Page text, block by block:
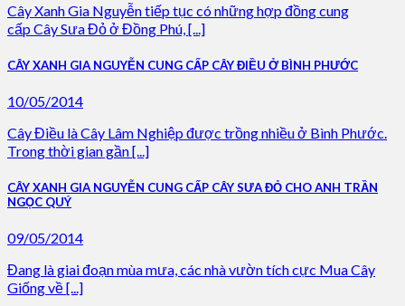
Cây Xanh Gia Nguyễn tiếp tục có những hợp đồng cung
cấp Cây Sưa Đỏ ở Đồng Phú, [...]
CÂY XANH GIA NGUYỄN CUNG CẤP CÂY ĐIỀU Ở BÌNH PHƯỚC
10/05/2014
Cây Điều là Cây Lâm Nghiệp được trồng nhiều ở Bình Phước.
Trong thời gian gần [...]
CÂY XANH GIA NGUYỄN CUNG CẤP CÂY SƯA ĐỎ CHO ANH TRẦN
NGỌC QUÝ
09/05/2014
Đang là giai đoạn mùa mưa, các nhà vườn tích cực Mua Cây
Giống về [...]